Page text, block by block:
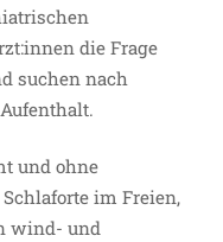
die Frage
suchen nach
und ohne
im Freien,
wind- und